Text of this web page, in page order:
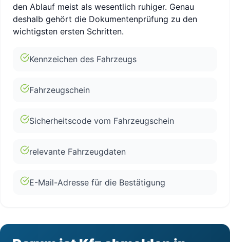
den Ablauf meist als wesentlich ruhiger. Genau
deshalb gehört die Dokumentenprüfung zu den
wichtigsten ersten Schritten.
Kennzeichen des Fahrzeugs
Fahrzeugschein
Sicherheitscode vom Fahrzeugschein
relevante Fahrzeugdaten
E-Mail-Adresse für die Bestätigung